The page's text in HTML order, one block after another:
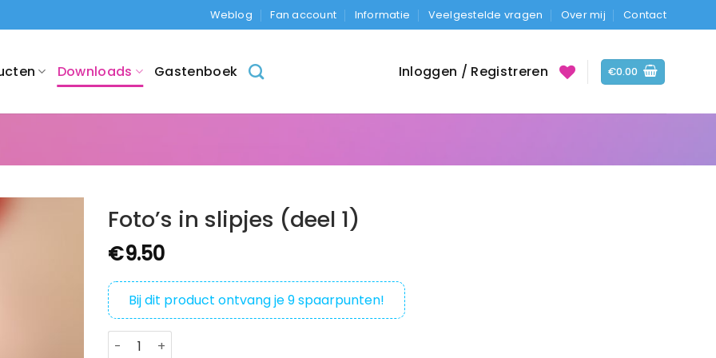
Weblog Fan account Informatie Veelgestelde vragen Over mij Contact
Downloads Gastenboek Inloggen / Registreren €0.00
Foto’s in slipjes (deel 1)
€9.50
Bij dit product ontvang je9spaarpunten!
Foto's in slipjes (deel 1) aantal